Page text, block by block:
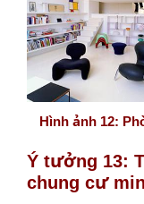
Hình ảnh 12:
Ý tưởng 13:
chung cư